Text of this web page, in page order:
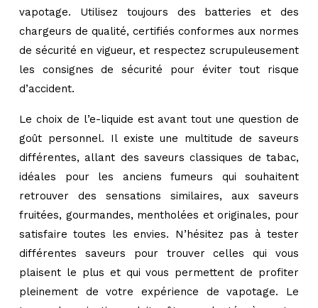
vapotage. Utilisez toujours des batteries et des
chargeurs de qualité, certifiés conformes aux normes
de sécurité en vigueur, et respectez scrupuleusement
les consignes de sécurité pour éviter tout risque
d’accident.
Le choix de l’e-liquide est avant tout une question de
goût personnel. Il existe une multitude de saveurs
différentes, allant des saveurs classiques de tabac,
idéales pour les anciens fumeurs qui souhaitent
retrouver des sensations similaires, aux saveurs
fruitées, gourmandes, mentholées et originales, pour
satisfaire toutes les envies. N’hésitez pas à tester
différentes saveurs pour trouver celles qui vous
plaisent le plus et qui vous permettent de profiter
pleinement de votre expérience de vapotage. Le